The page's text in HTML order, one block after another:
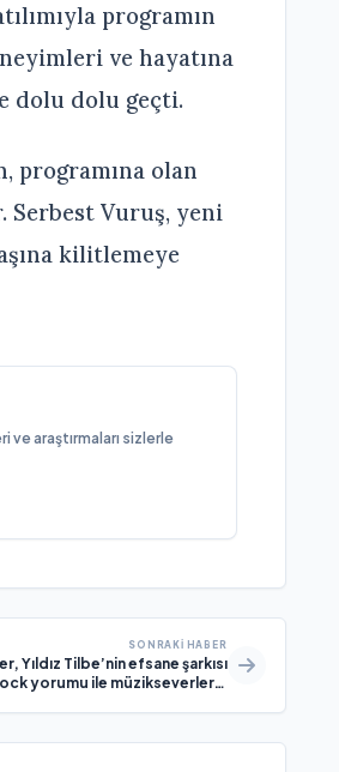
programın
ve hayatına
dolu dolu geçti.
programına olan
Serbest Vuruş, yeni
kilitlemeye
ve araştırmaları sizlerle
SONRAKI HABER
Yıldız Tilbe’nin efsane şarkısı
yorumu ile müzikseverlerle